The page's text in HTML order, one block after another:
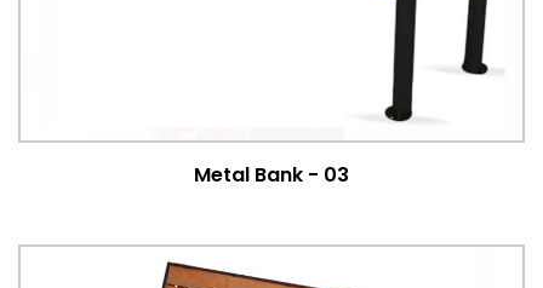
Metal Bank - 03